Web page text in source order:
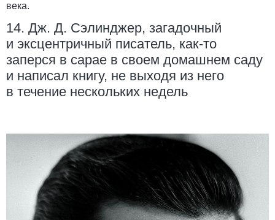
века.
14. Дж. Д. Сэлинджер, загадочный
и эксцентричный писатель, как-то
заперся в сарае в своем домашнем саду
и написал книгу, не выходя из него
в течение нескольких недель